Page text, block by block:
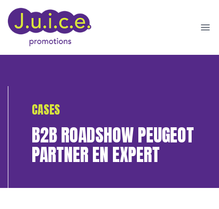
CASES
B2B ROADSHOW PEUGEOT
PARTNER EN EXPERT